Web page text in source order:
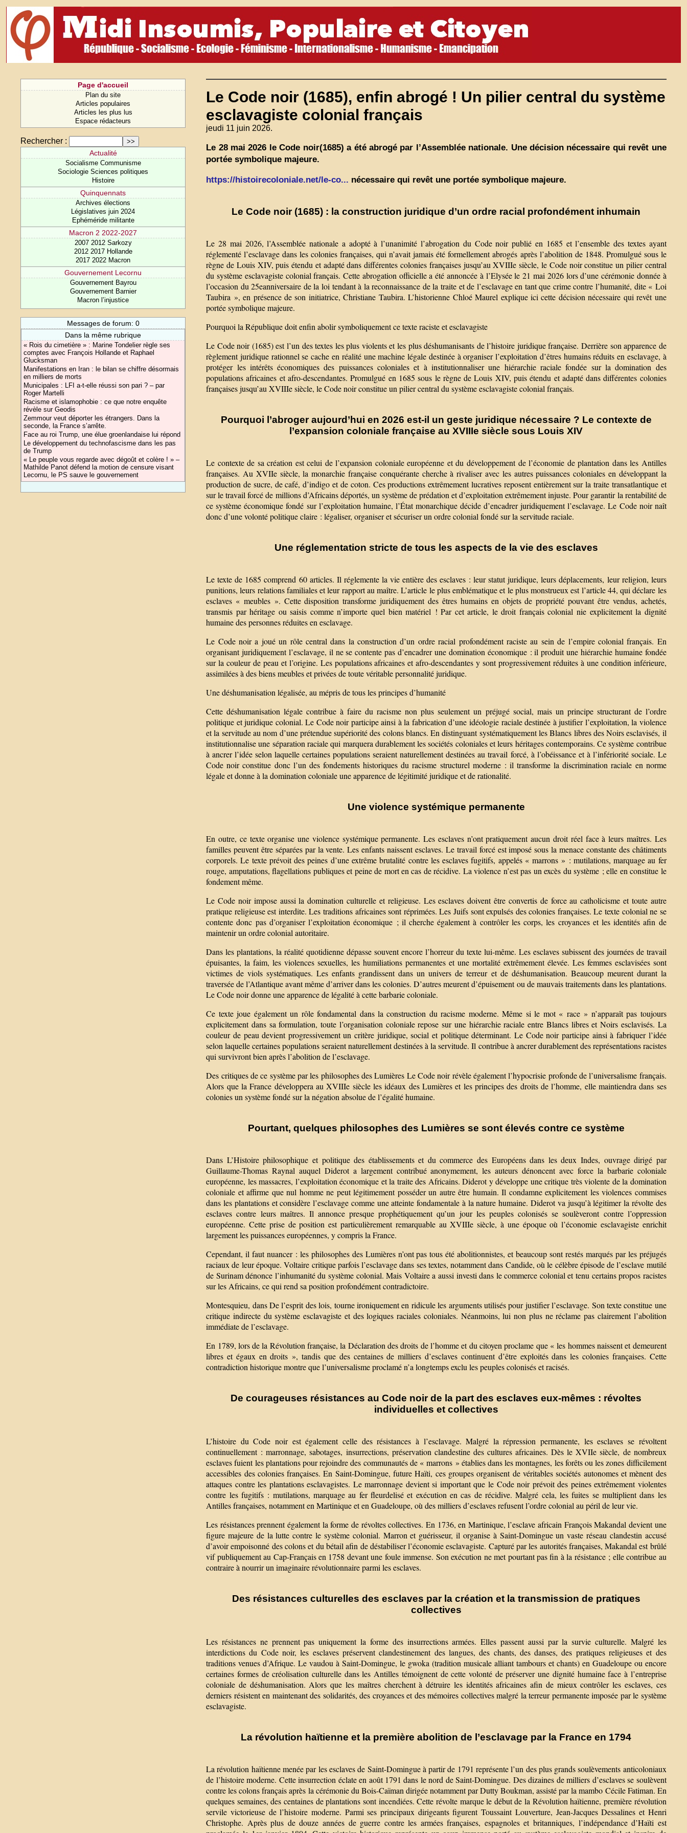
Page d'accueil
Plan du site
Articles populaires
Articles les plus lus
Espace rédacteurs
Rechercher :
Actualité
Socialisme Communisme
Sociologie Sciences politiques
Histoire
Quinquennats
Archives élections
Législatives juin 2024
Ephéméride militante
Macron 2 2022-2027
2007 2012 Sarkozy
2012 2017 Hollande
2017 2022 Macron
Gouvernement Lecornu
Gouvernement Bayrou
Gouvernement Barnier
Macron l’injustice
Messages de forum: 0
Dans la même rubrique
« Rois du cimetière » : Marine Tondelier règle ses
comptes avec François Hollande et Raphael
Glucksman
Manifestations en Iran : le bilan se chiffre désormais
en milliers de morts
Municipales : LFI a-t-elle réussi son pari ? – par
Roger Martelli
Racisme et islamophobie : ce que notre enquête
révèle sur Geodis
Zemmour veut déporter les étrangers. Dans la
seconde, la France s’arrête.
Face au roi Trump, une élue groenlandaise lui répond
Le développement du technofascisme dans les pas
de Trump
« Le peuple vous regarde avec dégoût et colère ! » –
Mathilde Panot défend la motion de censure visant
Lecornu, le PS sauve le gouvernement
Le Code noir (1685), enfin abrogé ! Un pilier central du système
esclavagiste colonial français
jeudi 11 juin 2026.
Le 28 mai 2026 le Code noir(1685) a été abrogé par l’Assemblée nationale. Une décision nécessaire qui revêt une
portée symbolique majeure.
https://histoirecoloniale.net/le-co... nécessaire qui revêt une portée symbolique majeure.
Le Code noir (1685) : la construction juridique d’un ordre racial profondément inhumain
Le 28 mai 2026, l’Assemblée nationale a adopté à l’unanimité l’abrogation du Code noir publié en 1685 et l’ensemble des textes ayant
réglementé l’esclavage dans les colonies françaises, qui n’avait jamais été formellement abrogés après l’abolition de 1848. Promulgué sous le
règne de Louis XIV, puis étendu et adapté dans différentes colonies françaises jusqu’au XVIIIe siècle, le Code noir constitue un pilier central
du système esclavagiste colonial français. Cette abrogation officielle a été annoncée à l’Elysée le 21 mai 2026 lors d’une cérémonie donnée à
l’occasion du 25eanniversaire de la loi tendant à la reconnaissance de la traite et de l’esclavage en tant que crime contre l’humanité, dite « Loi
Taubira », en présence de son initiatrice, Christiane Taubira. L’historienne Chloé Maurel explique ici cette décision nécessaire qui revêt une
portée symbolique majeure.
Pourquoi la République doit enfin abolir symboliquement ce texte raciste et esclavagiste
Le Code noir (1685) est l’un des textes les plus violents et les plus déshumanisants de l’histoire juridique française. Derrière son apparence de
règlement juridique rationnel se cache en réalité une machine légale destinée à organiser l’exploitation d’êtres humains réduits en esclavage, à
protéger les intérêts économiques des puissances coloniales et à institutionnaliser une hiérarchie raciale fondée sur la domination des
populations africaines et afro-descendantes. Promulgué en 1685 sous le règne de Louis XIV, puis étendu et adapté dans différentes colonies
françaises jusqu’au XVIIIe siècle, le Code noir constitue un pilier central du système esclavagiste colonial français.
Pourquoi l’abroger aujourd’hui en 2026 est-il un geste juridique nécessaire ? Le contexte de
l’expansion coloniale française au XVIIIe siècle sous Louis XIV
Le contexte de sa création est celui de l’expansion coloniale européenne et du développement de l’économie de plantation dans les Antilles
françaises. Au XVIIe siècle, la monarchie française conquérante cherche à rivaliser avec les autres puissances coloniales en développant la
production de sucre, de café, d’indigo et de coton. Ces productions extrêmement lucratives reposent entièrement sur la traite transatlantique et
sur le travail forcé de millions d’Africains déportés, un système de prédation et d’exploitation extrêmement injuste. Pour garantir la rentabilité de
ce système économique fondé sur l’exploitation humaine, l’État monarchique décide d’encadrer juridiquement l’esclavage. Le Code noir naît
donc d’une volonté politique claire : légaliser, organiser et sécuriser un ordre colonial fondé sur la servitude raciale.
Une réglementation stricte de tous les aspects de la vie des esclaves
Le texte de 1685 comprend 60 articles. Il réglemente la vie entière des esclaves : leur statut juridique, leurs déplacements, leur religion, leurs
punitions, leurs relations familiales et leur rapport au maître. L’article le plus emblématique et le plus monstrueux est l’article 44, qui déclare les
esclaves « meubles ». Cette disposition transforme juridiquement des êtres humains en objets de propriété pouvant être vendus, achetés,
transmis par héritage ou saisis comme n’importe quel bien matériel ! Par cet article, le droit français colonial nie explicitement la dignité
humaine des personnes réduites en esclavage.
Le Code noir a joué un rôle central dans la construction d’un ordre racial profondément raciste au sein de l’empire colonial français. En
organisant juridiquement l’esclavage, il ne se contente pas d’encadrer une domination économique : il produit une hiérarchie humaine fondée
sur la couleur de peau et l’origine. Les populations africaines et afro-descendantes y sont progressivement réduites à une condition inférieure,
assimilées à des biens meubles et privées de toute véritable personnalité juridique.
Une déshumanisation légalisée, au mépris de tous les principes d’humanité
Cette déshumanisation légale contribue à faire du racisme non plus seulement un préjugé social, mais un principe structurant de l’ordre
politique et juridique colonial. Le Code noir participe ainsi à la fabrication d’une idéologie raciale destinée à justifier l’exploitation, la violence
et la servitude au nom d’une prétendue supériorité des colons blancs. En distinguant systématiquement les Blancs libres des Noirs esclavisés, il
institutionnalise une séparation raciale qui marquera durablement les sociétés coloniales et leurs héritages contemporains. Ce système contribue
à ancrer l’idée selon laquelle certaines populations seraient naturellement destinées au travail forcé, à l’obéissance et à l’infériorité sociale. Le
Code noir constitue donc l’un des fondements historiques du racisme structurel moderne : il transforme la discrimination raciale en norme
légale et donne à la domination coloniale une apparence de légitimité juridique et de rationalité.
Une violence systémique permanente
En outre, ce texte organise une violence systémique permanente. Les esclaves n’ont pratiquement aucun droit réel face à leurs maîtres. Les
familles peuvent être séparées par la vente. Les enfants naissent esclaves. Le travail forcé est imposé sous la menace constante des châtiments
corporels. Le texte prévoit des peines d’une extrême brutalité contre les esclaves fugitifs, appelés « marrons » : mutilations, marquage au fer
rouge, amputations, flagellations publiques et peine de mort en cas de récidive. La violence n’est pas un excès du système ; elle en constitue le
fondement même.
Le Code noir impose aussi la domination culturelle et religieuse. Les esclaves doivent être convertis de force au catholicisme et toute autre
pratique religieuse est interdite. Les traditions africaines sont réprimées. Les Juifs sont expulsés des colonies françaises. Le texte colonial ne se
contente donc pas d’organiser l’exploitation économique ; il cherche également à contrôler les corps, les croyances et les identités afin de
maintenir un ordre colonial autoritaire.
Dans les plantations, la réalité quotidienne dépasse souvent encore l’horreur du texte lui-même. Les esclaves subissent des journées de travail
épuisantes, la faim, les violences sexuelles, les humiliations permanentes et une mortalité extrêmement élevée. Les femmes esclavisées sont
victimes de viols systématiques. Les enfants grandissent dans un univers de terreur et de déshumanisation. Beaucoup meurent durant la
traversée de l’Atlantique avant même d’arriver dans les colonies. D’autres meurent d’épuisement ou de mauvais traitements dans les plantations.
Le Code noir donne une apparence de légalité à cette barbarie coloniale.
Ce texte joue également un rôle fondamental dans la construction du racisme moderne. Même si le mot « race » n’apparaît pas toujours
explicitement dans sa formulation, toute l’organisation coloniale repose sur une hiérarchie raciale entre Blancs libres et Noirs esclavisés. La
couleur de peau devient progressivement un critère juridique, social et politique déterminant. Le Code noir participe ainsi à fabriquer l’idée
selon laquelle certaines populations seraient naturellement destinées à la servitude. Il contribue à ancrer durablement des représentations racistes
qui survivront bien après l’abolition de l’esclavage.
Des critiques de ce système par les philosophes des Lumières Le Code noir révèle également l’hypocrisie profonde de l’universalisme français.
Alors que la France développera au XVIIIe siècle les idéaux des Lumières et les principes des droits de l’homme, elle maintiendra dans ses
colonies un système fondé sur la négation absolue de l’égalité humaine.
Pourtant, quelques philosophes des Lumières se sont élevés contre ce système
Dans L’Histoire philosophique et politique des établissements et du commerce des Européens dans les deux Indes, ouvrage dirigé par
Guillaume-Thomas Raynal auquel Diderot a largement contribué anonymement, les auteurs dénoncent avec force la barbarie coloniale
européenne, les massacres, l’exploitation économique et la traite des Africains. Diderot y développe une critique très violente de la domination
coloniale et affirme que nul homme ne peut légitimement posséder un autre être humain. Il condamne explicitement les violences commises
dans les plantations et considère l’esclavage comme une atteinte fondamentale à la nature humaine. Diderot va jusqu’à légitimer la révolte des
esclaves contre leurs maîtres. Il annonce presque prophétiquement qu’un jour les peuples colonisés se soulèveront contre l’oppression
européenne. Cette prise de position est particulièrement remarquable au XVIIIe siècle, à une époque où l’économie esclavagiste enrichit
largement les puissances européennes, y compris la France.
Cependant, il faut nuancer : les philosophes des Lumières n’ont pas tous été abolitionnistes, et beaucoup sont restés marqués par les préjugés
raciaux de leur époque. Voltaire critique parfois l’esclavage dans ses textes, notamment dans Candide, où le célèbre épisode de l’esclave mutilé
de Surinam dénonce l’inhumanité du système colonial. Mais Voltaire a aussi investi dans le commerce colonial et tenu certains propos racistes
sur les Africains, ce qui rend sa position profondément contradictoire.
Montesquieu, dans De l’esprit des lois, tourne ironiquement en ridicule les arguments utilisés pour justifier l’esclavage. Son texte constitue une
critique indirecte du système esclavagiste et des logiques raciales coloniales. Néanmoins, lui non plus ne réclame pas clairement l’abolition
immédiate de l’esclavage.
En 1789, lors de la Révolution française, la Déclaration des droits de l’homme et du citoyen proclame que « les hommes naissent et demeurent
libres et égaux en droits », tandis que des centaines de milliers d’esclaves continuent d’être exploités dans les colonies françaises. Cette
contradiction historique montre que l’universalisme proclamé n’a longtemps exclu les peuples colonisés et racisés.
De courageuses résistances au Code noir de la part des esclaves eux-mêmes : révoltes
individuelles et collectives
L’histoire du Code noir est également celle des résistances à l’esclavage. Malgré la répression permanente, les esclaves se révoltent
continuellement : marronnage, sabotages, insurrections, préservation clandestine des cultures africaines. Dès le XVIIe siècle, de nombreux
esclaves fuient les plantations pour rejoindre des communautés de « marrons » établies dans les montagnes, les forêts ou les zones difficilement
accessibles des colonies françaises. En Saint-Domingue, future Haïti, ces groupes organisent de véritables sociétés autonomes et mènent des
attaques contre les plantations esclavagistes. Le marronnage devient si important que le Code noir prévoit des peines extrêmement violentes
contre les fugitifs : mutilations, marquage au fer fleurdelisé et exécution en cas de récidive. Malgré cela, les fuites se multiplient dans les
Antilles françaises, notamment en Martinique et en Guadeloupe, où des milliers d’esclaves refusent l’ordre colonial au péril de leur vie.
Les résistances prennent également la forme de révoltes collectives. En 1736, en Martinique, l’esclave africain François Makandal devient une
figure majeure de la lutte contre le système colonial. Marron et guérisseur, il organise à Saint-Domingue un vaste réseau clandestin accusé
d’avoir empoisonné des colons et du bétail afin de déstabiliser l’économie esclavagiste. Capturé par les autorités françaises, Makandal est brûlé
vif publiquement au Cap-Français en 1758 devant une foule immense. Son exécution ne met pourtant pas fin à la résistance ; elle contribue au
contraire à nourrir un imaginaire révolutionnaire parmi les esclaves.
Des résistances culturelles des esclaves par la création et la transmission de pratiques
collectives
Les résistances ne prennent pas uniquement la forme des insurrections armées. Elles passent aussi par la survie culturelle. Malgré les
interdictions du Code noir, les esclaves préservent clandestinement des langues, des chants, des danses, des pratiques religieuses et des
traditions venues d’Afrique. Le vaudou à Saint-Domingue, le gwoka (tradition musicale alliant tambours et chants) en Guadeloupe ou encore
certaines formes de créolisation culturelle dans les Antilles témoignent de cette volonté de préserver une dignité humaine face à l’entreprise
coloniale de déshumanisation. Alors que les maîtres cherchent à détruire les identités africaines afin de mieux contrôler les esclaves, ces
derniers résistent en maintenant des solidarités, des croyances et des mémoires collectives malgré la terreur permanente imposée par le système
esclavagiste.
La révolution haïtienne et la première abolition de l’esclavage par la France en 1794
La révolution haïtienne menée par les esclaves de Saint-Domingue à partir de 1791 représente l’un des plus grands soulèvements anticoloniaux
de l’histoire moderne. Cette insurrection éclate en août 1791 dans le nord de Saint-Domingue. Des dizaines de milliers d’esclaves se soulèvent
contre les colons français après la cérémonie du Bois-Caïman dirigée notamment par Dutty Boukman, assisté par la mambo Cécile Fatiman. En
quelques semaines, des centaines de plantations sont incendiées. Cette révolte marque le début de la Révolution haïtienne, première révolution
servile victorieuse de l’histoire moderne. Parmi ses principaux dirigeants figurent Toussaint Louverture, Jean-Jacques Dessalines et Henri
Christophe. Après plus de douze années de guerre contre les armées françaises, espagnoles et britanniques, l’indépendance d’Haïti est